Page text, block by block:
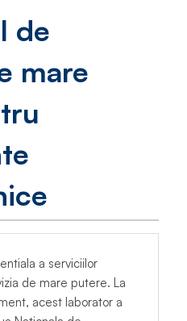
de
mare
a serviciilor
de mare putere. La
acest laborator a